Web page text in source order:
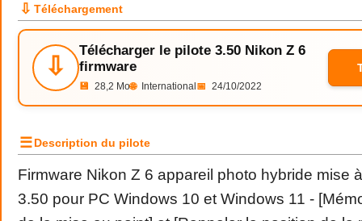
⇩ Téléchargement
⇩
Télécharger le pilote 3.50 Nikon Z 6
firmware
💾 28,2 Mo🌐 International 📅 24/10/2022
☰Description du pilote
Firmware Nikon Z 6 appareil photo hybride mise
3.50 pour PC Windows 10 et Windows 11 -